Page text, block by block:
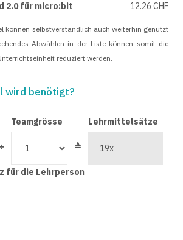
2.0 für micro:bit 12.26 CHF
können selbstverständlich auch weiterhin genutzt
Abwählen in der Liste können somit die
reduziert werden.
wird benötigt?
÷
Teamgrösse
≙
Lehrmittelsätze
für die Lehrperson